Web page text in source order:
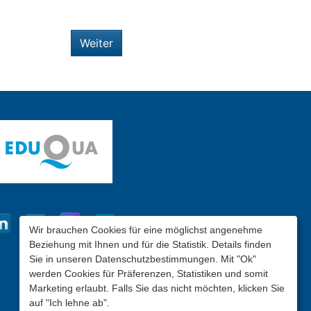
Weiter
Wir brauchen Cookies für eine möglichst angenehme
Beziehung mit Ihnen und für die Statistik. Details finden
Sie in unseren Datenschutzbestimmungen. Mit "Ok"
werden Cookies für Präferenzen, Statistiken und somit
Marketing erlaubt. Falls Sie das nicht möchten, klicken Sie
auf "Ich lehne ab".